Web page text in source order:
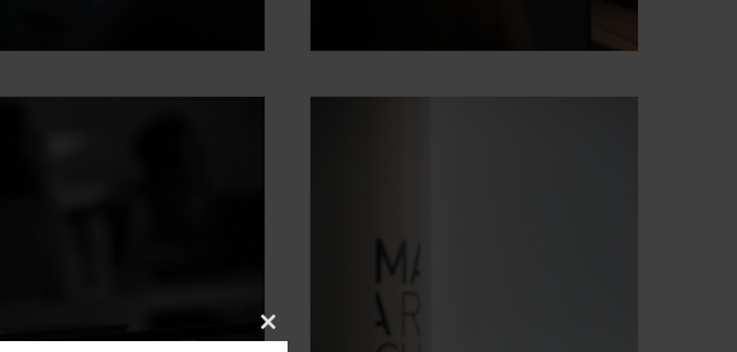
Close